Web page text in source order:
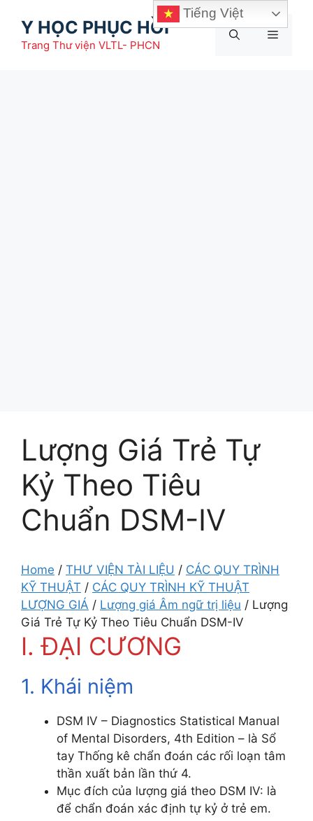
Y HỌC PHỤC HỒI
Trang Thư viện VLTL- PHCN
Menu
Lượng Giá Trẻ Tự
Kỷ Theo Tiêu
Chuẩn DSM-IV
Home / THƯ VIỆN TÀI LIỆU / CÁC QUY TRÌNH
KỸ THUẬT / CÁC QUY TRÌNH KỸ THUẬT
LƯỢNG GIÁ / Lượng giá Âm ngữ trị liệu / Lượng
Giá Trẻ Tự Kỷ Theo Tiêu Chuẩn DSM-IV
I. ĐẠI CƯƠNG
1. Khái niệm
DSM IV – Diagnostics Statistical Manual
of Mental Disorders, 4th Edition – là Sổ
tay Thống kê chẩn đoán các rối loạn tâm
thần xuất bản lần thứ 4.
Mục đích của lượng giá theo DSM IV: là
để chẩn đoán xác định tự kỷ ở trẻ em.
Tiếng Việt